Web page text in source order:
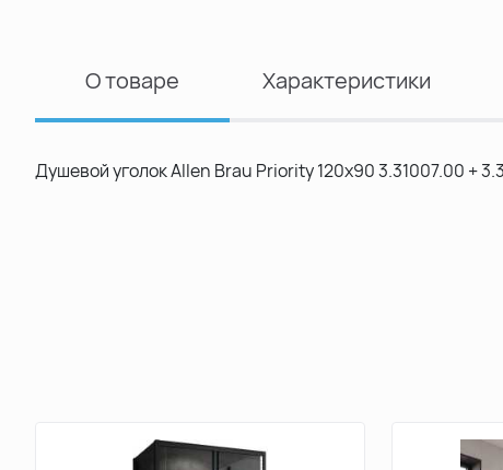
О товаре Характеристики
Душевой уголок Allen Brau Priority 120x90 3.31007.00 +